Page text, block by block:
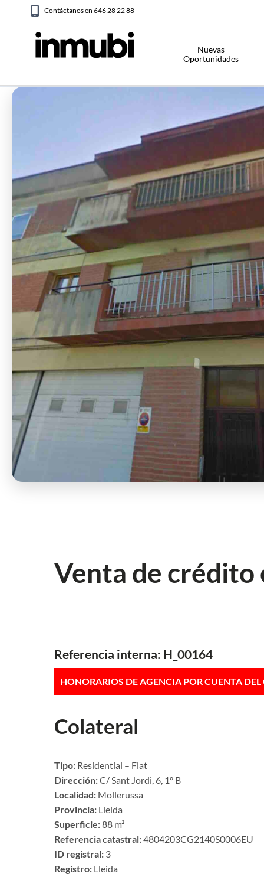
Contáctanos en 646 28 22 88
Nuevas
Oportunidades
Venta de crédito
Referencia interna: H_00164
HONORARIOS DE AGENCIA POR CUENTA
Colateral
Tipo: Residential – Flat
Dirección:C/ Sant Jordi, 6, 1º B
Localidad: Mollerussa
Provincia: Lleida
Superficie:88 m²
Referencia catastral:4804203CG2140S0006EU
ID registral: 3
Registro: Lleida